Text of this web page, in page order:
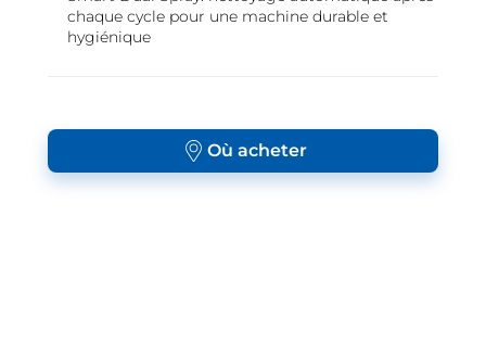
chaque cycle pour une machine durable et
hygiénique
Où acheter